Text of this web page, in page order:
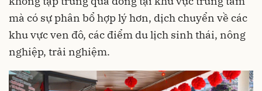
mà có sự phân bổ hợp lý hơn, dịch chuyển về các
khu vực ven đô, các điểm du lịch sinh thái, nông
nghiệp, trải nghiệm.